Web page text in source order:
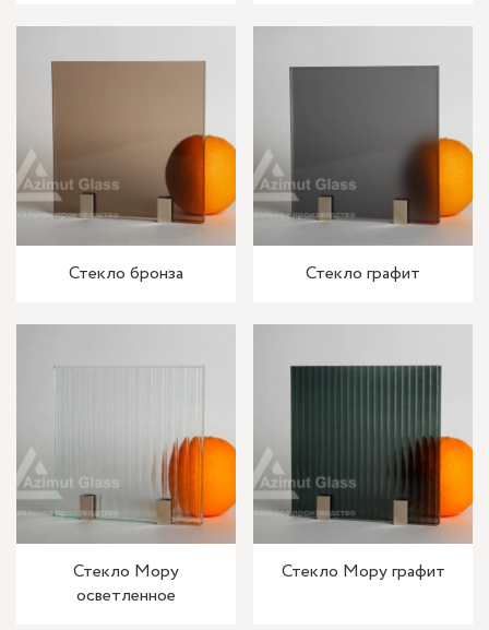
Стекло бронза Стекло графит
Стекло Мору
осветленное
Стекло Мору графит